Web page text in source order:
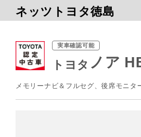
ネッツトヨタ徳島
実車確認可能
トヨタ ノア
メモリーナビ＆フルセグ、後席モニタ